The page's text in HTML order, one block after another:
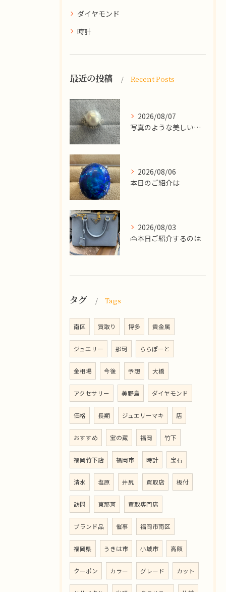
ダイヤモンド
時計
最近の投稿 Recent Posts
2026/08/07
写真のような美しい大粒のパールリングですが、
2026/08/06
本日のご紹介は
2026/08/03
👜本日ご紹介するのは
タグ Tags
南区 買取り 博多 貴金属
ジュエリー 那珂 ららぽーと
金相場 今後 予想 大橋
アクセサリー 美野島 ダイヤモンド
価格 長期 ジュエリーマキ 店
おすすめ 宝の蔵 福岡 竹下
福岡竹下店 福岡市 時計 宝石
清水 塩原 井尻 買取店 板付
訪問 東那珂 買取専門店
ブランド品 催事 福岡市南区
福岡県 うきは市 小城市 高額
クーポン カラー グレード カット